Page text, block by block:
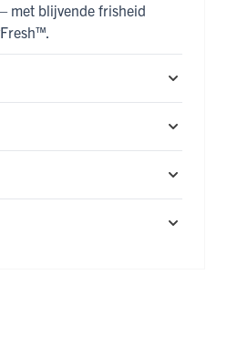
met blijvende frisheid